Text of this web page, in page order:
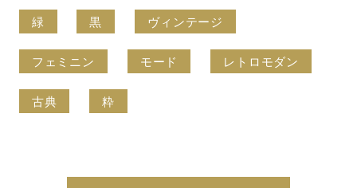
緑 黒 ヴィンテージ
フェミニン モード レトロモダン
古典 粋